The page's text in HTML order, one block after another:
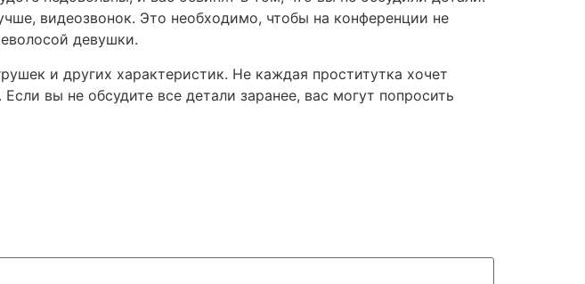
видеозвонок. Это необходимо, чтобы на конференции не
девушки.
и других характеристик. Не каждая проститутка хочет
вы не обсудите все детали заранее, вас могут попросить